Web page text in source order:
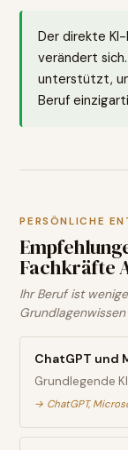
Der direkte
verändert
unterstützt,
Beruf
PERSÖNLICHE
Fachkräfte
Ihr Beruf ist
ChatGPT und
Grundlegende
→ ChatGPT,